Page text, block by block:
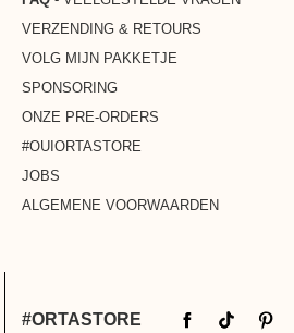
ALGEMENE VOORWAARDEN
VERZENDING & RETOURS
ONZE PRE-ORDERS
#OUIORTASTORE
SPONSORING
VOLG MIJN PAKKETJE
JOBS
#ORTASTORE